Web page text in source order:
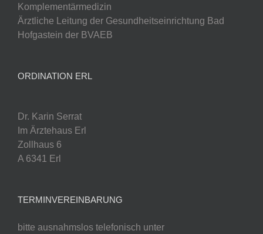
Komplementärmedizin
Ärztliche Leitung der Gesundheitseinrichtung Bad
Hofgastein der BVAEB
ORDINATION ERL
Dr. Karin Serrat
Im Ärztehaus Erl
Zollhaus 6
A 6341 Erl
TERMINVEREINBARUNG
bitte ausnahmslos telefonisch unter